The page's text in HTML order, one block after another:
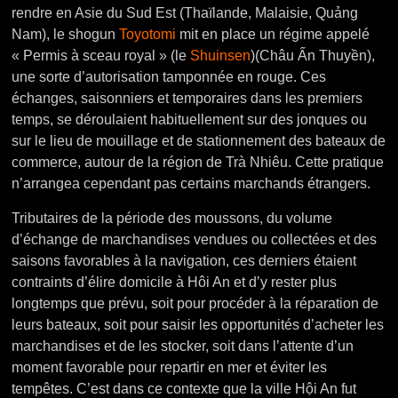
rendre en Asie du Sud Est (Thaïlande, Malaisie, Quảng
Nam), le shogun Toyotomi mit en place un régime appelé
« Permis à sceau royal » (le Shuinsen)(Châu Ấn Thuyền),
une sorte d’autorisation tamponnée en rouge. Ces
échanges, saisonniers et temporaires dans les premiers
temps, se déroulaient habituellement sur des jonques ou
sur le lieu de mouillage et de stationnement des bateaux de
commerce, autour de la région de Trà Nhiêu. Cette pratique
n’arrangea cependant pas certains marchands étrangers.
Tributaires de la période des moussons, du volume
d’échange de marchandises vendues ou collectées et des
saisons favorables à la navigation, ces derniers étaient
contraints d’élire domicile à Hôi An et d’y rester plus
longtemps que prévu, soit pour procéder à la réparation de
leurs bateaux, soit pour saisir les opportunités d’acheter les
marchandises et de les stocker, soit dans l’attente d’un
moment favorable pour repartir en mer et éviter les
tempêtes.C’est dans ce contexte que la ville Hội An fut